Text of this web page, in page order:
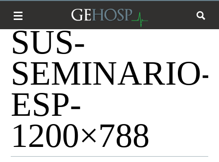
SUS-
SEMINARIO-
ESP-
1200×788